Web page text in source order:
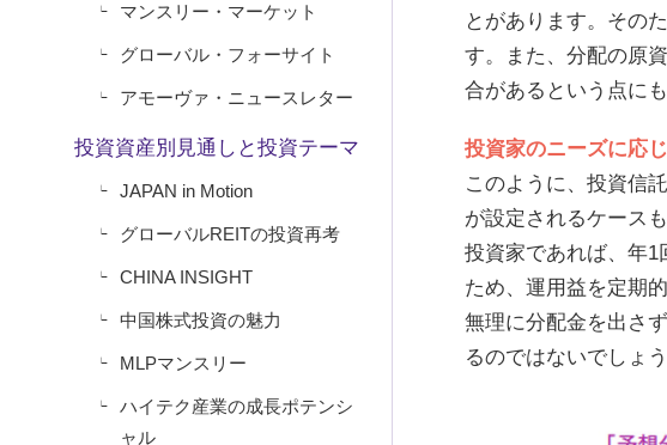
マンスリー・マーケット
グローバル・フォーサイト
アモーヴァ・ニュースレター
投資資産別見通しと投資テーマ
JAPAN in Motion
グローバルREITの投資再考
CHINA INSIGHT
中国株式投資の魅力
MLPマンスリー
ハイテク産業の成長ポテンシ
ャル
とがあります。その
す。また、分配の原
合があるという点に
投資家のニーズに応
このように、投資信
が設定されるケース
投資家であれば、年
ため、運用益を定期
無理に分配金を出さ
るのではないでしょう